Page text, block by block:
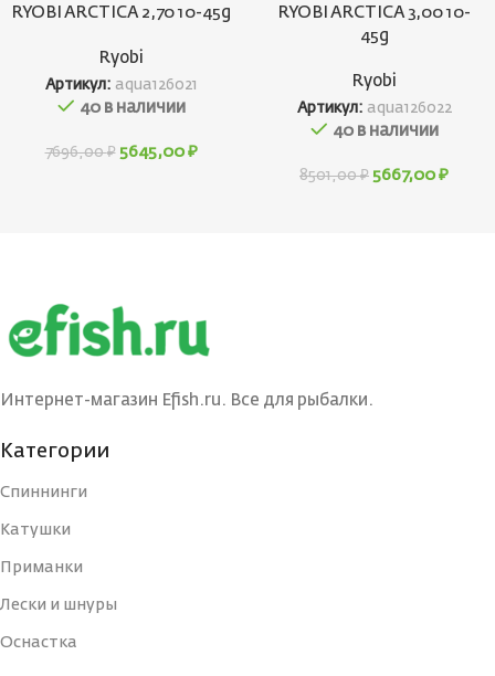
RYOBI ARCTICA 2,70 10-45g
Ryobi
Артикул: aqua126021
40 в наличии
7696,00₽ 5645,00 ₽
RYOBI ARCTICA 3,00 10-
45g
Ryobi
Артикул: aqua126022
40 в наличии
8501,00₽ 5667,00 ₽
Интернет-магазин Efish.ru. Все для рыбалки.
Категории
Спиннинги
Катушки
Приманки
Лески и шнуры
Оснастка